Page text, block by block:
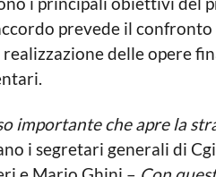
prevede il
delle opere
importante che apre la
i segretari generali di